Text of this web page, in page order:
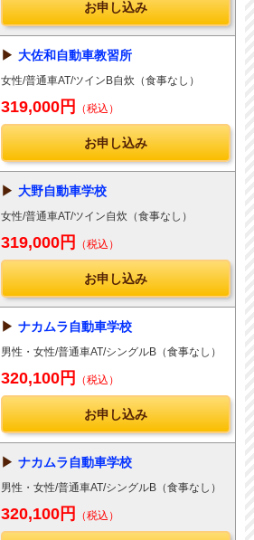
お申し込み
大佐和自動車教習所
女性/普通車AT/ツインB自炊（食事なし）
319,000円 （税込）
お申し込み
大野自動車学校
女性/普通車AT/ツイン自炊（食事なし）
319,000円 （税込）
お申し込み
ナカムラ自動車学校
男性・女性/普通車AT/シングルB（食事なし）
320,100円 （税込）
お申し込み
ナカムラ自動車学校
男性・女性/普通車AT/シングルB（食事なし）
320,100円 （税込）